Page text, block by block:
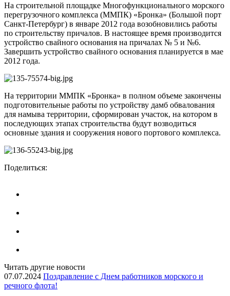
На строительной площадке Многофункционального морского
перегрузочного комплекса (ММПК) «Бронка» (Большой порт
Санкт-Петербург) в январе 2012 года возобновились работы
по строительству причалов. В настоящее время производится
устройство свайного основания на причалах № 5 и №6.
Завершить устройство свайного основания планируется в мае
2012 года.
На территории ММПК «Бронка» в полном объеме закончены
подготовительные работы по устройству дамб обвалования
для намыва территории, сформирован участок, на котором в
последующих этапах строительства будут возводиться
основные здания и сооружения нового портового комплекса.
Поделиться:
Читать другие новости
07.07.2024 Поздравление с Днем работников морского и
речного флота!